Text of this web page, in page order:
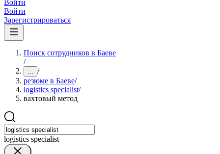
Войти
Войти
Зарегистрироваться
Поиск сотрудников в Баеве
/
... /
резюме в Баеве/
logistics specialist/
вахтовый метод
logistics specialist